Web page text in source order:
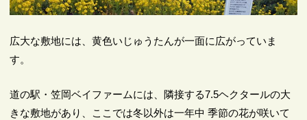
広大な敷地には、黄色いじゅうたんが一面に広がっていま
す。
道の駅・笠岡ベイファームには、隣接する7.5ヘクタールの大
きな敷地があり、ここでは冬以外は一年中 季節の花が咲いて